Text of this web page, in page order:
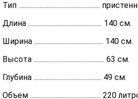
Тип ......................................................
Длина ................................................. 140 см.
Ширина .............................................. 140 см.
Высота ............................................... 63 см.
Глубина ............................................. 49 см.
Объем ............................................... 220